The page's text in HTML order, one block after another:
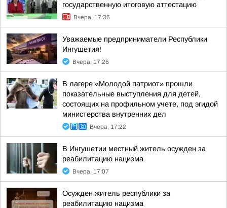
государственную итоговую аттестацию
Вчера, 17:36
Уважаемые предприниматели Республики
Ингушетия!
Вчера, 17:26
В лагере «Молодой патриот» прошли
показательные выступления для детей,
состоящих на профильном учете, под эгидой
министерства внутренних дел
Вчера, 17:22
В Ингушетии местный житель осужден за
реабилитацию нацизма
Вчера, 17:07
Осужден житель республики за
реабилитацию нацизма